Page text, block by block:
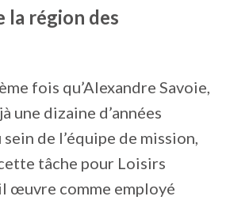
la région des
fois qu’Alexandre Savoie,
une dizaine d’années
de l’équipe de mission,
tâche pour Loisirs
œuvre comme employé